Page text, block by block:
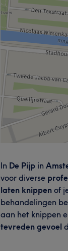
In De Pijp in
voor diverse
laten knippen of
behandelingen
aan het knippen
tevreden gevoel